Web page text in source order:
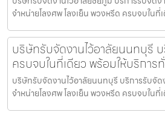
จำหน่ายโลงศพ โลงเย็น พวงหรีด ครบจบในที่
บริษัทรับจัดงานไว้อาลัยนนทบุรี
ครบจบในที่เดียว พร้อมให้บริการ
บริษัทรับจัดงานไว้อาลัยนนทบุรี บริการรับจั
จำหน่ายโลงศพ โลงเย็น พวงหรีด ครบจบในที่